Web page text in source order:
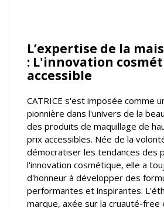
L’expertise de la
: L'innovation
accessible
CATRICE s'est imposée comme
pionnière dans l'univers de la
des produits de maquillage de
prix accessibles. Née de la
démocratiser les tendances des
l'innovation cosmétique, elle a
d'honneur à développer des
performantes et inspirantes.
marque, axée sur la cruauté-free